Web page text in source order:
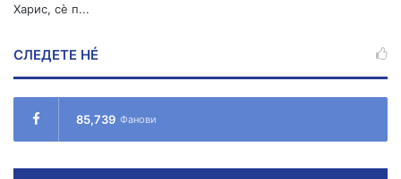
Харис, сè п...
СЛЕДЕТЕ НÉ
85,739 Фанови